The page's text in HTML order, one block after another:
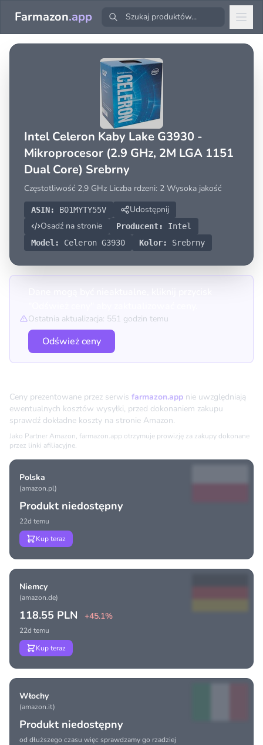
Farmazon.app
Intel Celeron Kaby Lake G3930 -
Mikroprocesor (2.9 GHz, 2M LGA 1151
Dual Core) Srebrny
Częstotliwość 2,9 GHz Liczba rdzeni: 2 Wysoka jakość
ASIN: B01MYTY55V
Udostępnij
Osadź na stronie
Producent:
Intel
Model:
Celeron G3930 Kolor: Srebrny
Ostatnia aktualizacja: 551 godzin temu
Odśwież ceny
Ceny prezentowane przez serwis farmazon.app nie uwzględniają
ewentualnych kosztów wysyłki, przed dokonaniem zakupu
sprawdź dokładne koszty na stronie Amazon.
Jako Partner Amazon, farmazon.app otrzymuje prowizję za zakupy dokonane
przez linki afiliacyjne.
Polska
(amazon.pl)
Produkt niedostępny
22d temu
Kup teraz
Niemcy
(amazon.de)
118.55 PLN +45.1%
22d temu
Kup teraz
Włochy
(amazon.it)
Produkt niedostępny
od dłuższego czasu więc sprawdzamy go rzadziej